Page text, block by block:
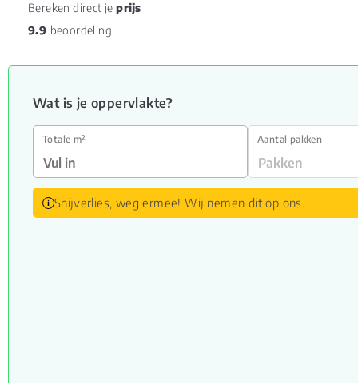
Bereken direct jeprijs
9.9 beoordeling
Wat is je oppervlakte?
Totale m² Aantal pakken
Snijverlies, weg ermee! Wij nemen dit op ons.